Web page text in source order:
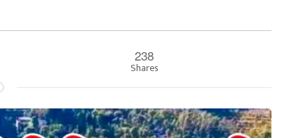
238
Shares